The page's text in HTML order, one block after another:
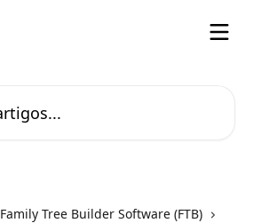
Family Tree Builder Software (FTB)